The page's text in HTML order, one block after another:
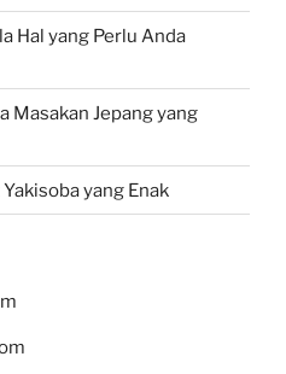
Hal yang Perlu Anda
Masakan Jepang yang
yang Enak